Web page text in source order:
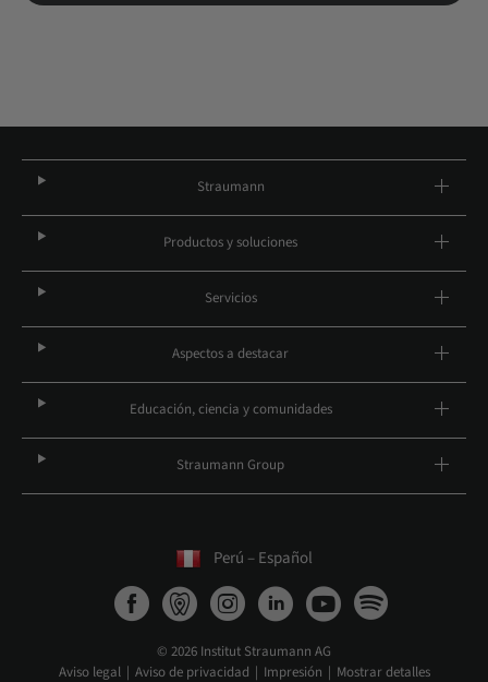
Straumann
Productos y soluciones
Servicios
Aspectos a destacar
Educación, ciencia y comunidades
Straumann Group
Perú – Español
© 2026 Institut Straumann AG
Aviso legal
Aviso de privacidad Impresión Mostrar detalles